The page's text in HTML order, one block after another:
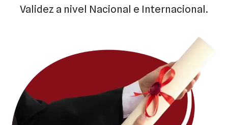
Validez a nivel Nacional e Internacional.